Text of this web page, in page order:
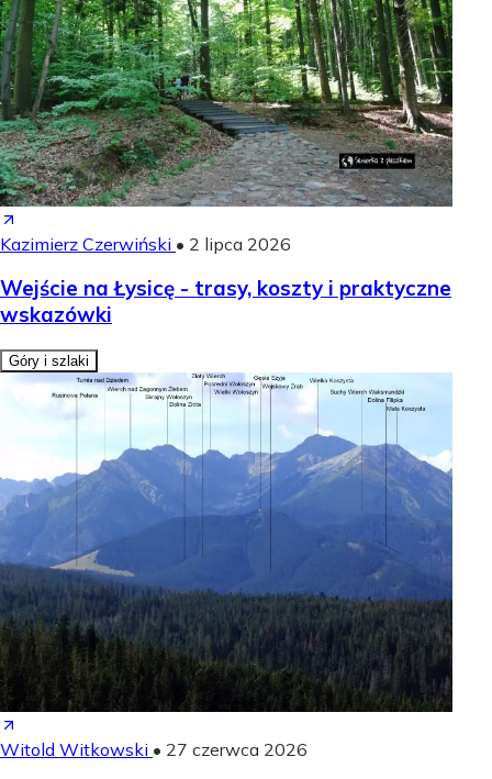
Kazimierz Czerwiński • 2 lipca 2026
Wejście na Łysicę - trasy, koszty i praktyczne
wskazówki
Góry i szlaki
Witold Witkowski • 27 czerwca 2026